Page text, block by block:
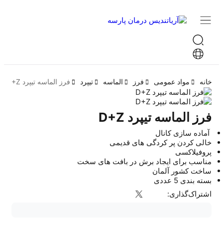
خانه مواد عمومی فرز الماسه تیپرد فرز الماسه تیپرد D+Z
فرز الماسه تیپرد D+Z
آماده سازی کانال
خالی کردن پر کردگی های قدیمی
پروفیلاکسی
مناسب برای ایجاد برش در بافت های سخت
ساخت کشور آلمان
بسته بندی 5 عددی
اشتراک‌گذاری: